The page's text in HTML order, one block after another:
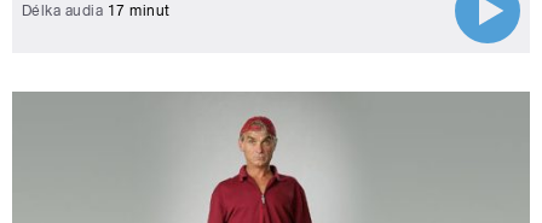
Délka audia 17 minut